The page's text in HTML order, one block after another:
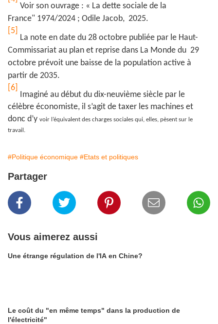
Voir son ouvrage : « La dette sociale de la
France" 1974/2024 ; Odile Jacob, 2025.
[5]
La note en date du 28 octobre publiée par le Haut-
Commissariat au plan et reprise dans La Monde du 29
octobre prévoit une baisse de la population active à
partir de 2035.
[6]
Imaginé au début du dix-neuvième siècle par le
célèbre économiste, il s’agit de taxer les machines et
donc d’y voir l’équivalent des charges sociales qui, elles, pèsent sur le
travail.
#Politique économique #Etats et politiques
Partager
Vous aimerez aussi
Une étrange régulation de l'IA en Chine?
Le coût du "en même temps" dans la production de
l'électricité"